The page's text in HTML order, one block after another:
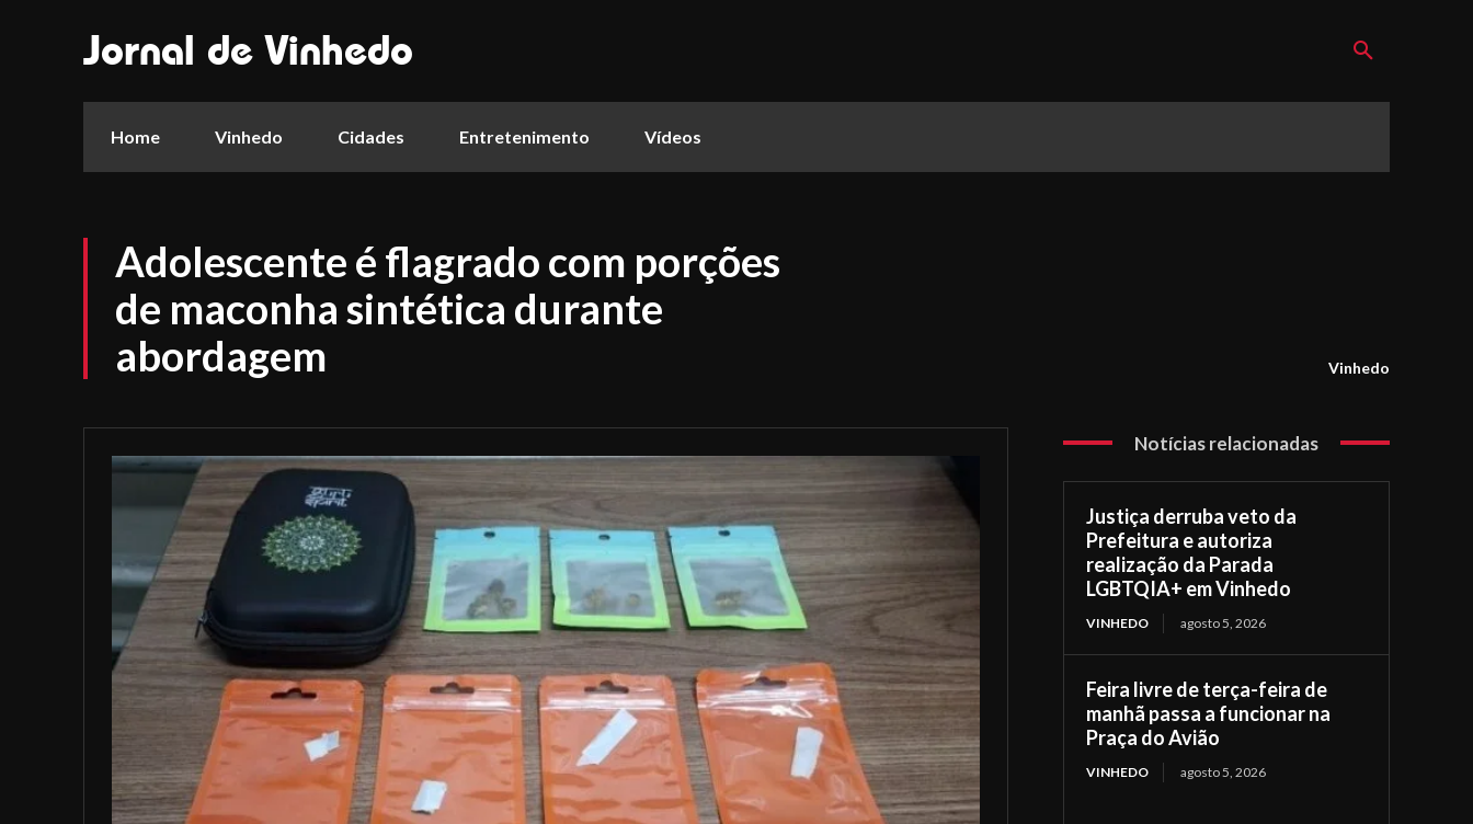
Jornal de Vinhedo
Home Vinhedo Cidades Entretenimento Vídeos
Adolescente é flagrado com porções
de maconha sintética durante
abordagem
Vinhedo
Notícias relacionadas
Justiça derruba veto da
Prefeitura e autoriza
realização da Parada
LGBTQIA+ em Vinhedo
VINHEDO agosto 5, 2026
Feira livre de terça-feira de
manhã passa a funcionar na
Praça do Avião
VINHEDO agosto 5, 2026